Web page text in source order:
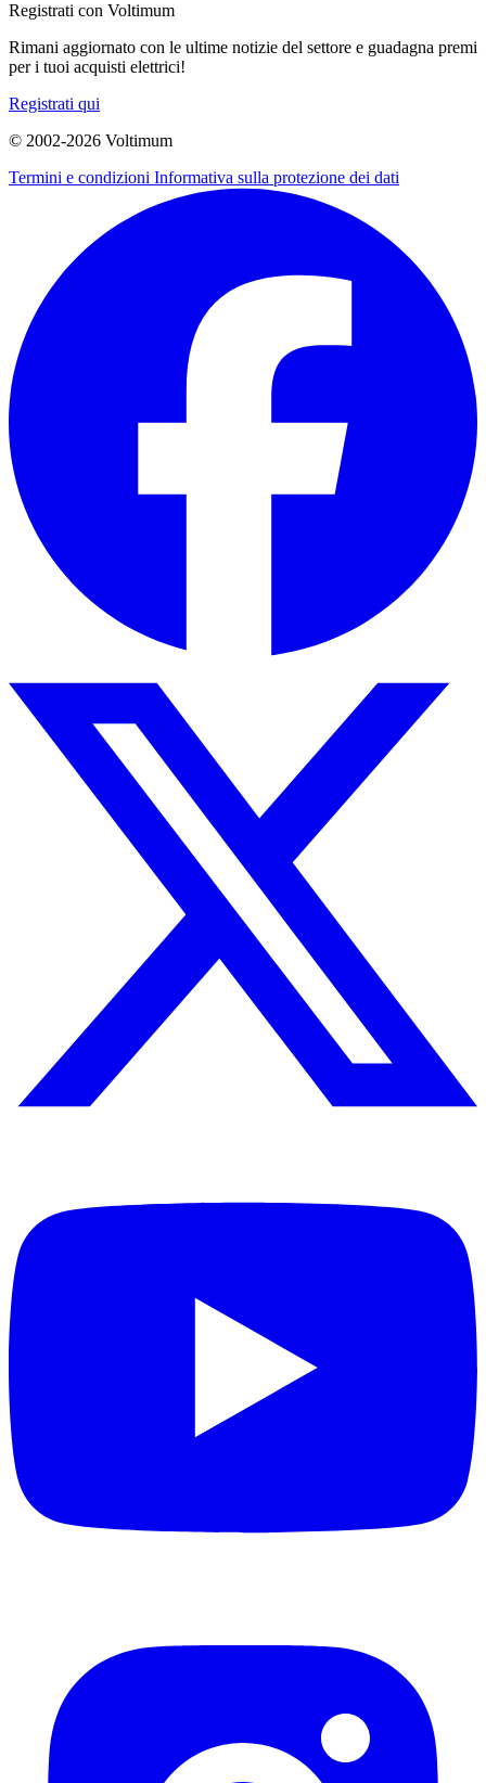
Registrati con Voltimum
Rimani aggiornato con le ultime notizie del settore e guadagna premi
per i tuoi acquisti elettrici!
Registrati qui
© 2002-2026 Voltimum
Termini e condizioni Informativa sulla protezione dei dati